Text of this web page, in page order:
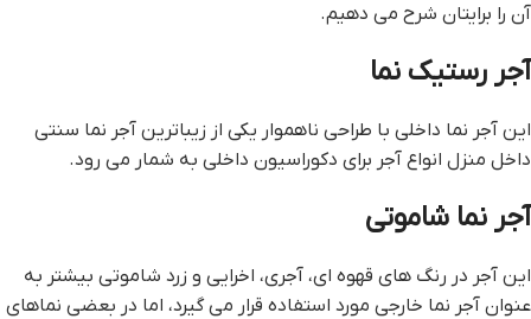
آن را برایتان شرح می دهیم.
آجر رستیک نما
این آجر نما داخلی با طراحی ناهموار یکی از زیباترین آجر نما سنتی
داخل منزل انواع آجر برای دکوراسیون داخلی به شمار می رود.
آجر نما شاموتی
این آجر در رنگ های قهوه ای، آجری، اخرایی و زرد شاموتی بیشتر به
عنوان آجر نما خارجی مورد استفاده قرار می گیرد، اما در بعضی نماهای